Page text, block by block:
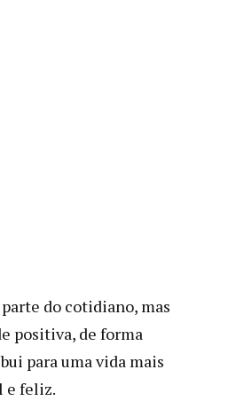
do cotidiano, mas
positiva, de forma
para uma vida mais
e feliz.